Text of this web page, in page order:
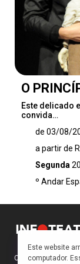
O
Este delicado
convida…
público a
poética na
qualquer
manipula
gestos
de 03/08/
a partir de
Segunda
º Andar
Como faço para ir
Este website
computador.